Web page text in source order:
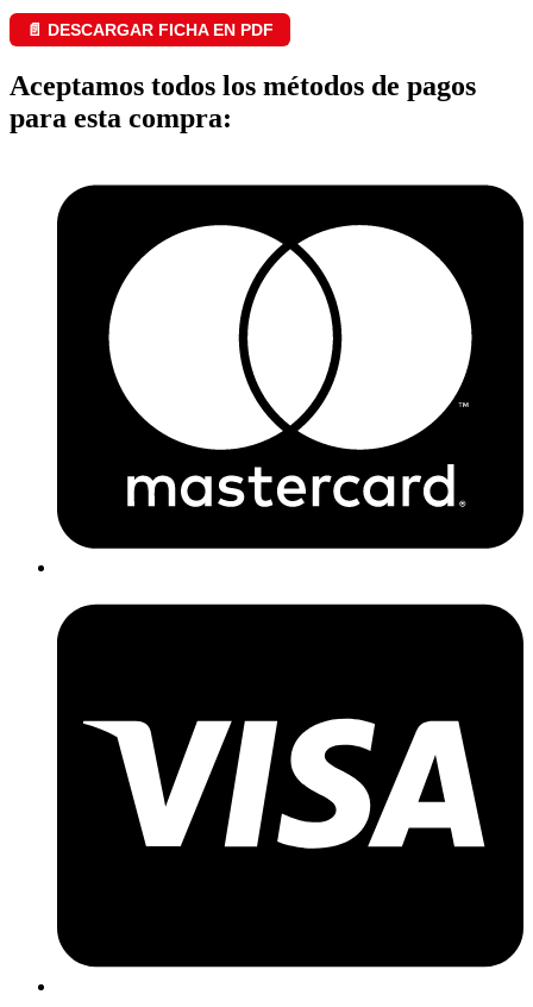
📄 DESCARGAR FICHA EN PDF
Aceptamos todos los métodos de pagos
para esta compra: